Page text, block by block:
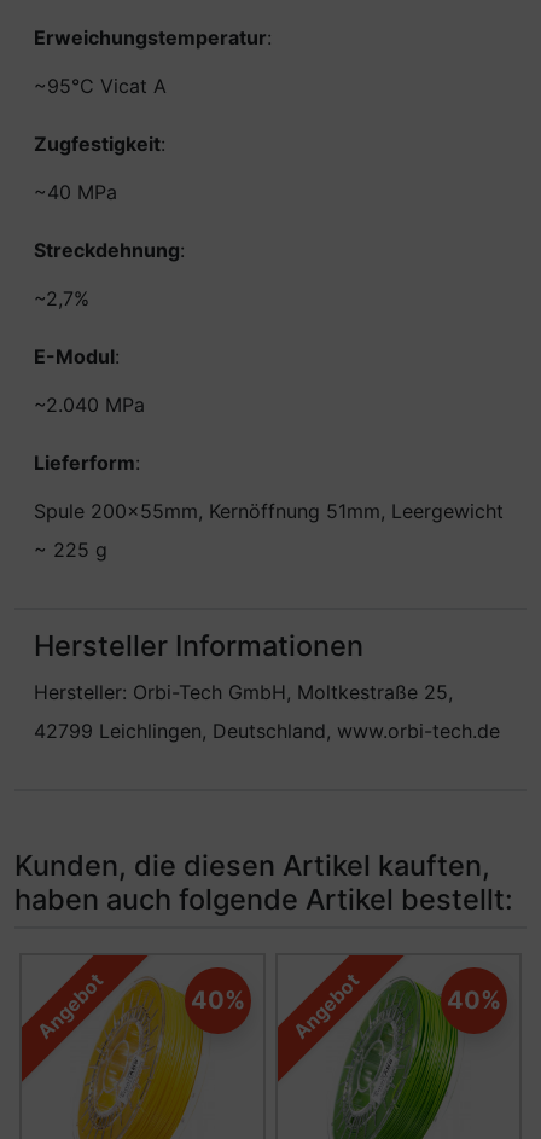
Erweichungstemperatur:
~95°C Vicat A
Zugfestigkeit:
~40 MPa
Streckdehnung:
~2,7%
E-Modul:
~2.040 MPa
Lieferform:
Spule 200x55mm, Kernöffnung 51mm, Leergewicht
~ 225 g
Hersteller Informationen
Hersteller: Orbi-Tech GmbH, Moltkestraße 25,
42799 Leichlingen, Deutschland, www.orbi-tech.de
Kunden, die diesen Artikel kauften,
haben auch folgende Artikel bestellt:
Es folgt ein Produktslider - navigieren Sie mit der Tab-
Angebot 40% Angebot 40%